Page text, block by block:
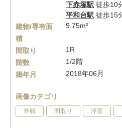
下赤塚駅 徒歩10
平和台駅 徒歩15
建物/専有面
積
9.75m²
間取り
1R
階数
1/2階
築年月
2018年06月
画像カテゴリ
外観 間取り 洋室